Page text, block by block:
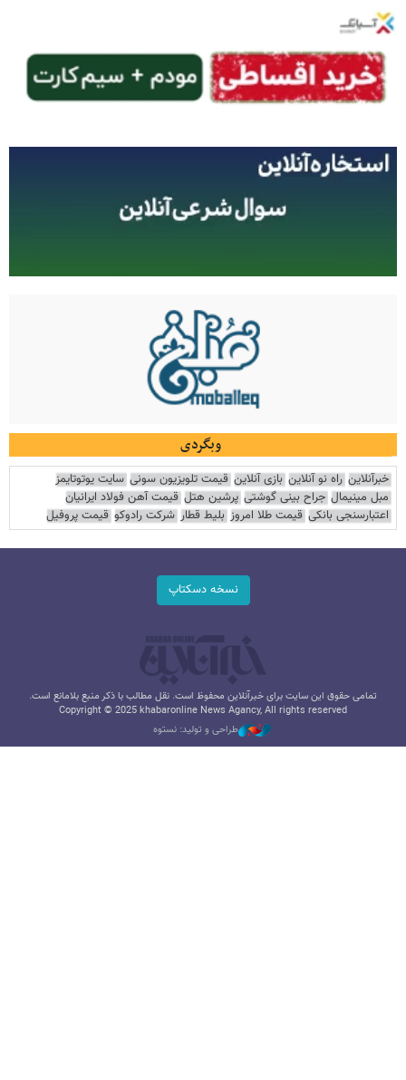
وبگردی
خبرآنلاین راه نو آنلاین بازی آنلاین قیمت تلویزیون سونی سایت یوتوتایمز
مبل مینیمال جراح بینی گوشتی پرشین هتل قیمت آهن فولاد ایرانیان
اعتبارسنجی بانکی قیمت طلا امروز بلیط قطار شرکت رادوکو قیمت پروفیل
نسخه دسکتاپ
تمامی حقوق این سایت برای خبرآنلاین محفوظ است. نقل مطالب با ذکر منبع بلامانع است.
Copyright © 2025 khabaronline News Agancy, All rights reserved
طراحی و تولید: نستوه